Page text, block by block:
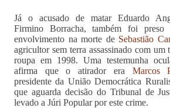
Já o acusado de matar Eduardo
Firmino Borracha, também foi preso
envolvimento na morte de Sebastião
agricultor sem terra assassinado com um
roupa em 1998. Uma testemunha
afirma que o atirador era Marcos
presidente da União Democrática
que aguarda decisão do Tribunal de
levado a Júri Popular por este crime.